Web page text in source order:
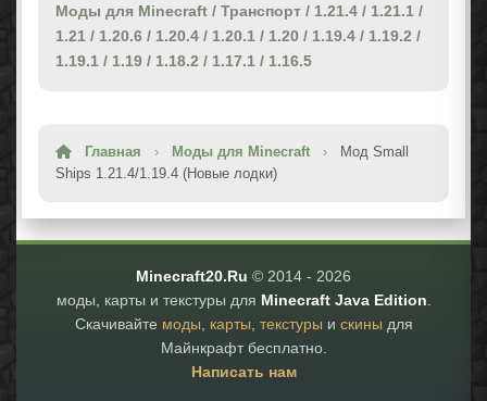
Моды для Minecraft / Транспорт / 1.21.4 / 1.21.1 /
1.21 / 1.20.6 / 1.20.4 / 1.20.1 / 1.20 / 1.19.4 / 1.19.2 /
1.19.1 / 1.19 / 1.18.2 / 1.17.1 / 1.16.5
Главная › Моды для Minecraft ›
Мод Small
Ships 1.21.4/1.19.4 (Новые лодки)
Minecraft20.Ru © 2014 - 2026
моды, карты и текстуры для Minecraft Java Edition
Скачивайте моды карты текстуры и скины для
Майнкрафт бесплатно.
Написать нам